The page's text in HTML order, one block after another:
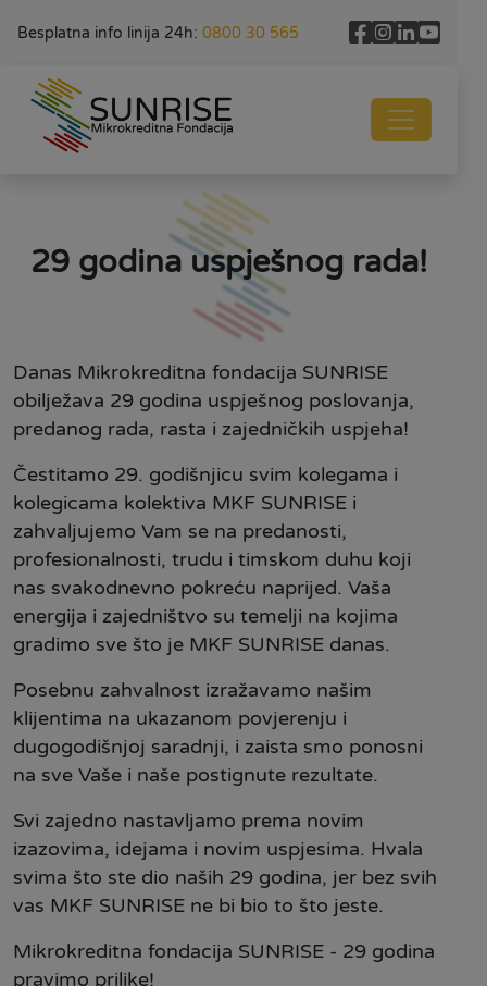
Besplatna info linija 24h: 0800 30 565
29 godina uspješnog rada!
Danas Mikrokreditna fondacija SUNRISE
obilježava 29 godina uspješnog poslovanja,
predanog rada, rasta i zajedničkih uspjeha!
Čestitamo 29. godišnjicu svim kolegama i
kolegicama kolektiva MKF SUNRISE i
zahvaljujemo Vam se na predanosti,
profesionalnosti, trudu i timskom duhu koji
nas svakodnevno pokreću naprijed. Vaša
energija i zajedništvo su temelji na kojima
gradimo sve što je MKF SUNRISE danas.
Posebnu zahvalnost izražavamo našim
klijentima na ukazanom povjerenju i
dugogodišnjoj saradnji, i zaista smo ponosni
na sve Vaše i naše postignute rezultate.
Svi zajedno nastavljamo prema novim
izazovima, idejama i novim uspjesima. Hvala
svima što ste dio naših 29 godina, jer bez svih
vas MKF SUNRISE ne bi bio to što jeste.
Mikrokreditna fondacija SUNRISE - 2️9 godina
pravimo prilike!